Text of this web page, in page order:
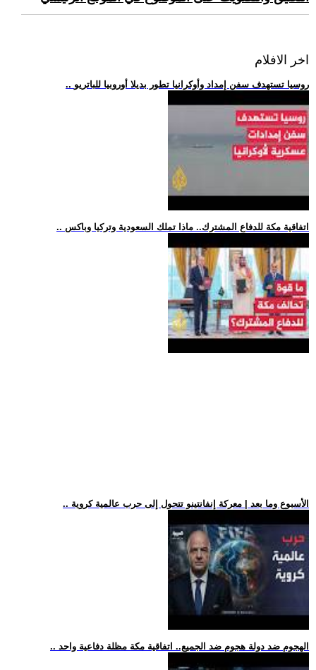
اخر الافلام
.. روسيا تستهدف سفن إمداد وأوكرانيا تطور بديلا أوروبيا للباتريو
.. اتفاقية مكة للدفاع المشترك.. ماذا تملك السعودية وتركيا وباكس
.. الأسبوع وما بعد | معركة إنفانتينو تتحول إلى حرب عالمية كروية
.. الهجوم ضد دولة هجوم ضد الجميع.. اتفاقية مكة مظلة دفاعية واحد